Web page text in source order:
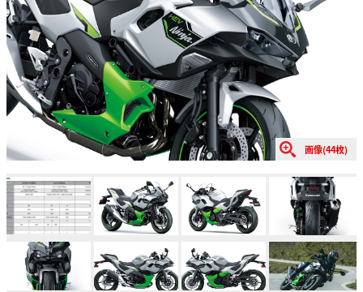
画像(44枚)